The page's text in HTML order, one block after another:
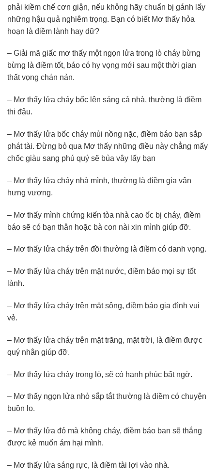
phải kiềm chế cơn giận, nếu không hãy chuẩn bị gánh lấy
những hậu quả nghiêm trọng. Bạn có biết Mơ thấy hỏa
hoạn là điềm lành hay dữ?
– Giải mã giấc mơ thấy một ngọn lửa trong lò cháy bừng
bừng là điềm tốt, báo có hy vọng mới sau một thời gian
thất vọng chán nản.
– Mơ thấy lửa cháy bốc lên sáng cả nhà, thường là điềm
thi đậu.
– Mơ thấy lửa bốc cháy mùi nồng nặc, điềm báo bạn sắp
phát tài. Đừng bỏ qua Mơ thấy những điều này chẳng mấy
chốc giàu sang phú quý sẽ bủa vây lấy bạn
– Mơ thấy lửa cháy nhà mình, thường là điềm gia vận
hưng vượng.
– Mơ thấy mình chứng kiến tòa nhà cao ốc bị cháy, điềm
báo sẽ có bạn thân hoặc bà con nài xin mình giúp đỡ.
– Mơ thấy lửa cháy trên đồi thường là điềm có danh vọng.
– Mơ thấy lửa cháy trên mặt nước, điềm báo mọi sự tốt
lành.
– Mơ thấy lửa cháy trên mặt sông, điềm báo gia đình vui
vẻ.
– Mơ thấy lửa cháy trên mặt trăng, mặt trời, là điềm được
quý nhân giúp đỡ.
– Mơ thấy lửa cháy trong lò, sẽ có hạnh phúc bất ngờ.
– Mơ thấy ngọn lửa nhỏ sắp tắt thường là điềm có chuyện
buồn lo.
– Mơ thấy lửa đỏ mà không cháy, điềm báo bạn sẽ thắng
được kẻ muốn ám hại mình.
– Mơ thấy lửa sáng rực, là điềm tài lợi vào nhà.